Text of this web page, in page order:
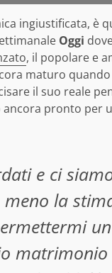
ingiustificata, è
Oggi
, il popolare e
maturo
il suo reale
pronto per
e ci
la